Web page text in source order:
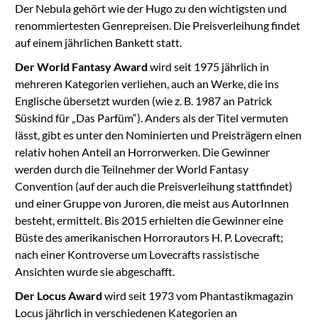
Der Nebula gehört wie der Hugo zu den wichtigsten und
renommiertesten Genrepreisen. Die Preisverleihung findet
auf einem jährlichen Bankett statt.
Der World Fantasy Award wird seit 1975 jährlich in
mehreren Kategorien verliehen, auch an Werke, die ins
Englische übersetzt wurden (wie z. B. 1987 an Patrick
Süskind für „Das Parfüm“). Anders als der Titel vermuten
lässt, gibt es unter den Nominierten und Preisträgern einen
relativ hohen Anteil an Horrorwerken. Die Gewinner
werden durch die Teilnehmer der World Fantasy
Convention (auf der auch die Preisverleihung stattfindet)
und einer Gruppe von Juroren, die meist aus AutorInnen
besteht, ermittelt. Bis 2015 erhielten die Gewinner eine
Büste des amerikanischen Horrorautors H. P. Lovecraft;
nach einer Kontroverse um Lovecrafts rassistische
Ansichten wurde sie abgeschafft.
Der Locus Award wird seit 1973 vom Phantastikmagazin
Locus jährlich in verschiedenen Kategorien an